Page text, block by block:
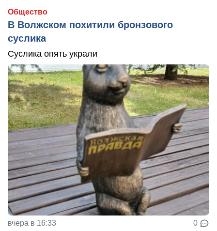
Общество
В Волжском похитили бронзового
суслика
Суслика опять украли
вчера в 16:33 0